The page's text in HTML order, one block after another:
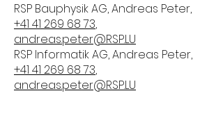
RSP Bauphysik AG, Andreas Peter,
+41 41 269 68 73,
andreas.peter@RSP.LU
RSP Informatik AG, Andreas Peter,
+41 41 269 68 73,
andreas.peter@RSP.LU